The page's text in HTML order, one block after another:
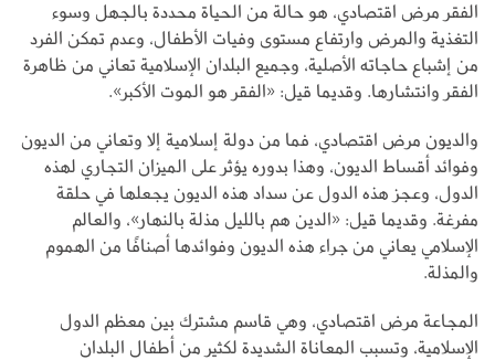
الفقر مرض اقتصادي، هو حالة من الحياة محددة بالجهل وسوء
التغذية والمرض وارتفاع مستوى وفيات الأطفال، وعدم تمكن الفرد
من إشباع حاجاته الأصلية، وجميع البلدان الإسلامية تعاني من ظاهرة
الفقر وانتشارها. وقديما قيل: «الفقر هو الموت الأكبر».
والديون مرض اقتصادي، فما من دولة إسلامية إلا وتعاني من الديون
وفوائد أقساط الديون، وهذا بدوره يؤثر على الميزان التجاري لهذه
الدول، وعجز هذه الدول عن سداد هذه الديون يجعلها في حلقة
مفرغة. وقديما قيل: «الدين هم بالليل مذلة بالنهار»، والعالم
الإسلامي يعاني من جراء هذه الديون وفوائدها أصنافًا من الهموم
والمذلة.
المجاعة مرض اقتصادي، وهي قاسم مشترك بين معظم الدول
الإسلامية، وتسبب المعاناة الشديدة لكثير من أطفال البلدان